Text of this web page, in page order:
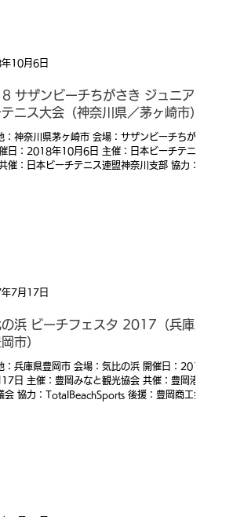
サザンビーチちがさき ジュニアビ
ニス大会（神奈川県／茅ヶ崎市）
：神奈川県茅ヶ崎市 会場：サザンビーチちがさ
日：2018年10月6日 主催：日本ビーチテニス
催：日本ビーチテニス連盟神奈川支部 協力：
10月6日
浜 ビーチフェスタ 2017（兵庫県
市）
：兵庫県豊岡市 会場：気比の浜 開催日：2017
日 主催：豊岡みなと観光協会 共催：豊岡港商
会 協力：TotalBeachSports 後援：豊岡商工会議
7月17日